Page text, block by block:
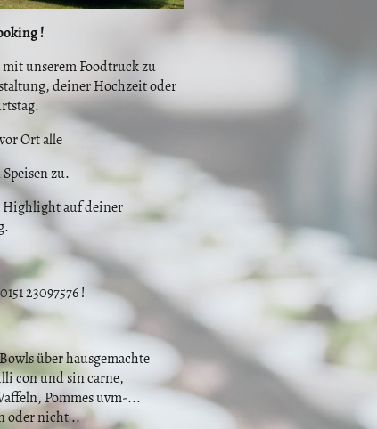
!
unserem Foodtruck zu
deiner Hochzeit oder
Ort alle
zu.
Highlight auf deiner
23097576 !
über hausgemachte
con und sin carne,
Pommes uvm-...
oder nicht ..